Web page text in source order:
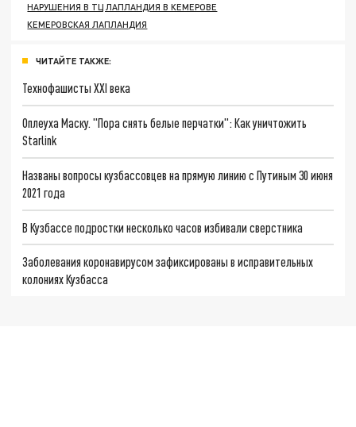
НАРУШЕНИЯ В ТЦ ЛАПЛАНДИЯ В КЕМЕРОВЕ
КЕМЕРОВСКАЯ ЛАПЛАНДИЯ
ЧИТАЙТЕ ТАКЖЕ:
Технофашисты XXI века
Оплеуха Маску. "Пора снять белые перчатки": Как уничтожить
Starlink
Названы вопросы кузбассовцев на прямую линию с Путиным 30 июня
2021 года
В Кузбассе подростки несколько часов избивали сверстника
Заболевания коронавирусом зафиксированы в исправительных
колониях Кузбасса